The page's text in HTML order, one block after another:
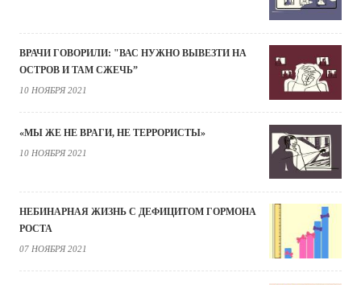
ВРАЧИ ГОВОРИЛИ: "ВАС НУЖНО ВЫВЕЗТИ НА
ОСТРОВ И ТАМ СЖЕЧЬ”
10 НОЯБРЯ 2021
«МЫ ЖЕ НЕ ВРАГИ, НЕ ТЕРРОРИСТЫ»
10 НОЯБРЯ 2021
НЕБИНАРНАЯ ЖИЗНЬ С ДЕФИЦИТОМ ГОРМОНА
РОСТА
07 НОЯБРЯ 2021